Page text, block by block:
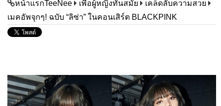
หน้าแรกTeeNee เพื่อผู้หญิงทันสมัย
เคล็ดลับความสวย
เมคอัพจุกๆ! ฉบับ “ลิซ่า” ในคอนเสิร์ต BLACKPINK